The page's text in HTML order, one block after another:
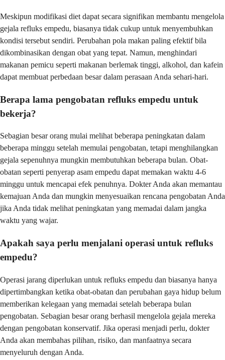
Meskipun modifikasi diet dapat secara signifikan membantu mengelola
gejala refluks empedu, biasanya tidak cukup untuk menyembuhkan
kondisi tersebut sendiri. Perubahan pola makan paling efektif bila
dikombinasikan dengan obat yang tepat. Namun, menghindari
makanan pemicu seperti makanan berlemak tinggi, alkohol, dan kafein
dapat membuat perbedaan besar dalam perasaan Anda sehari-hari.
Berapa lama pengobatan refluks empedu untuk
bekerja?
Sebagian besar orang mulai melihat beberapa peningkatan dalam
beberapa minggu setelah memulai pengobatan, tetapi menghilangkan
gejala sepenuhnya mungkin membutuhkan beberapa bulan. Obat-
obatan seperti penyerap asam empedu dapat memakan waktu 4-6
minggu untuk mencapai efek penuhnya. Dokter Anda akan memantau
kemajuan Anda dan mungkin menyesuaikan rencana pengobatan Anda
jika Anda tidak melihat peningkatan yang memadai dalam jangka
waktu yang wajar.
Apakah saya perlu menjalani operasi untuk refluks
empedu?
Operasi jarang diperlukan untuk refluks empedu dan biasanya hanya
dipertimbangkan ketika obat-obatan dan perubahan gaya hidup belum
memberikan kelegaan yang memadai setelah beberapa bulan
pengobatan. Sebagian besar orang berhasil mengelola gejala mereka
dengan pengobatan konservatif. Jika operasi menjadi perlu, dokter
Anda akan membahas pilihan, risiko, dan manfaatnya secara
menyeluruh dengan Anda.